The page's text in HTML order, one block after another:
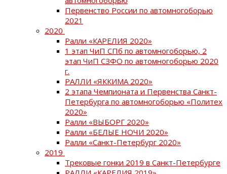
Первенство России по автомногоборью
2021
2020
Ралли «КАРЕЛИЯ 2020»
1 этап ЧиП СПб по автомногоборью, 2
этап ЧиП СЗФО по автомногоборью 2020
г.
РАЛЛИ «ЯККИМА 2020»
2 этапа Чемпионата и Первенства Санкт-
Петербурга по автомногоборью «Политех
2020»
Ралли «ВЫБОРГ 2020»
Ралли «БЕЛЫЕ НОЧИ 2020»
Ралли «Санкт-Петербург 2020»
2019
Трековые гонки 2019 в Санкт-Петербурге